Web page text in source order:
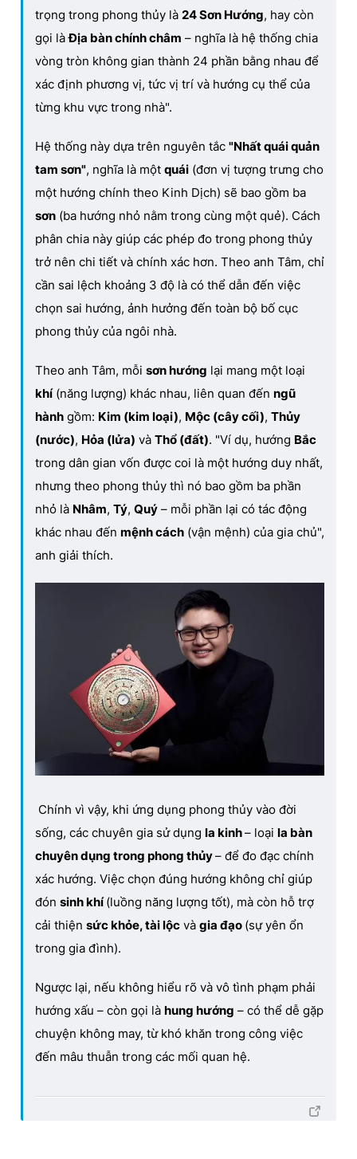
trọng trong phong thủy là 24 Sơn Hướng, hay còn
gọi làĐịa bàn chính châm – nghĩa là hệ thống chia
vòng tròn không gian thành 24 phần bằng nhau để
xác định phương vị, tức vị trí và hướng cụ thể của
từng khu vực trong nhà".
Hệ thống này dựa trên nguyên tắc "Nhất quái quản
tam sơn", nghĩa là một quái (đơn vị tượng trưng cho
một hướng chính theo Kinh Dịch) sẽ bao gồm ba
sơn (ba hướng nhỏ nằm trong cùng một quẻ). Cách
phân chia này giúp các phép đo trong phong thủy
trở nên chi tiết và chính xác hơn. Theo anh Tâm, chỉ
cần sai lệch khoảng 3 độ là có thể dẫn đến việc
chọn sai hướng, ảnh hưởng đến toàn bộ bố cục
phong thủy của ngôi nhà.
Theo anh Tâm, mỗi sơn hướng lại mang một loại
khí(năng lượng) khác nhau, liên quan đến ngũ
hành gồm: Kim (kim loại), Mộc (cây cối), Thủy
(nước), Hỏa (lửa) và Thổ (đất). "Ví dụ, hướng Bắc
trong dân gian vốn được coi là một hướng duy nhất,
nhưng theo phong thủy thì nó bao gồm ba phần
nhỏ là Nhâm, Tý, Quý – mỗi phần lại có tác động
khác nhau đến mệnh cách (vận mệnh) của gia chủ",
anh giải thích.
Chính vì vậy, khi ứng dụng phong thủy vào đời
sống, các chuyên gia sử dụng la kinh– loại la bàn
chuyên dụng trong phong thủy– để đo đạc chính
xác hướng. Việc chọn đúng hướng không chỉ giúp
đón sinh khí(luồng năng lượng tốt), mà còn hỗ trợ
cải thiện sức khỏe, tài lộc và gia đạo (sự yên ổn
trong gia đình).
Ngược lại, nếu không hiểu rõ và vô tình phạm phải
hướng xấu – còn gọi là hung hướng – có thể dễ gặp
chuyện không may, từ khó khăn trong công việc
đến mâu thuẫn trong các mối quan hệ.